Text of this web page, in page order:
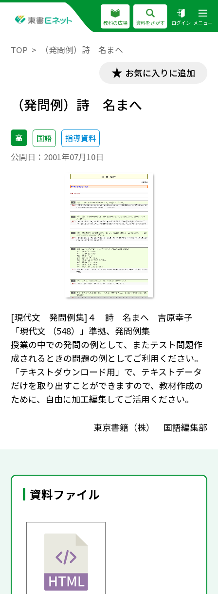
教科の広場 資料をさがす ログイン メニュー
TOP （発問例）詩 名まへ
お気に入りに追加
（発問例）詩 名まへ
高 国語 指導資料
公開日： 2001年07月10日
[現代文 発問例集]４ 詩 名まへ 吉原幸子
「現代文 （548）」準拠、発問例集
授業の中での発問の例として、またテスト問題作
成されるときの問題の例としてご利用ください｡
「テキストダウンロード用」で、テキストデータ
だけを取り出すことができますので、教材作成の
ために、自由に加工編集してご活用ください｡
東京書籍（株） 国語編集部
資料ファイル